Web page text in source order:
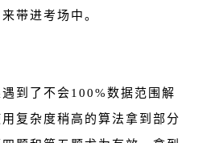
带进考场中。
到了不会100%数据范围解
复杂度稍高的算法拿到部分